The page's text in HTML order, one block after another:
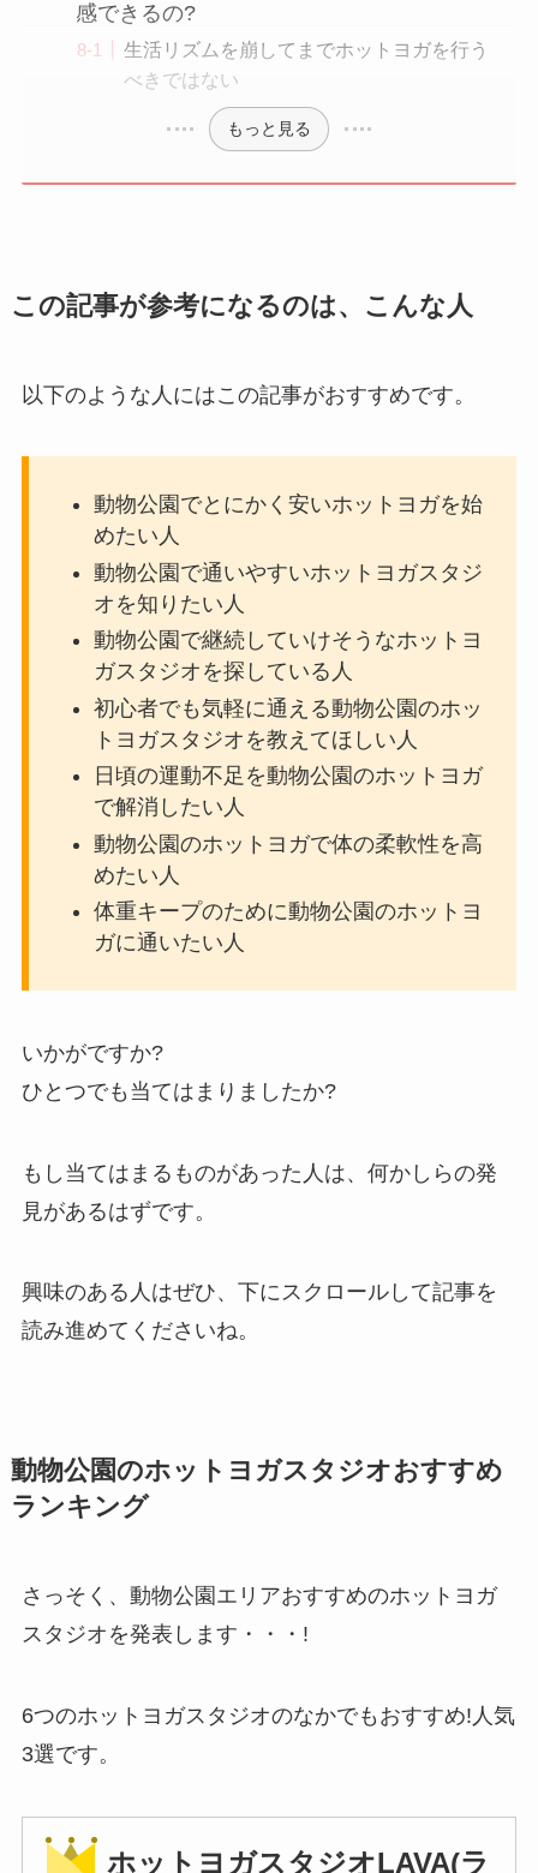
感できるの?
生活リズムを崩してまでホットヨガを行う
べきではない
もっと見る
この記事が参考になるのは、こんな人
以下のような人にはこの記事がおすすめです。
動物公園でとにかく安いホットヨガを始
めたい人
動物公園で通いやすいホットヨガスタジ
オを知りたい人
動物公園で継続していけそうなホットヨ
ガスタジオを探している人
初心者でも気軽に通える動物公園のホッ
トヨガスタジオを教えてほしい人
日頃の運動不足を動物公園のホットヨガ
で解消したい人
動物公園のホットヨガで体の柔軟性を高
めたい人
体重キープのために動物公園のホットヨ
ガに通いたい人
いかがですか?
ひとつでも当てはまりましたか?
もし当てはまるものがあった人は、何かしらの発
見があるはずです。
興味のある人はぜひ、下にスクロールして記事を
読み進めてくださいね。
動物公園のホットヨガスタジオおすすめ
ランキング
さっそく、動物公園エリアおすすめのホットヨガ
スタジオを発表します・・・!
6つのホットヨガスタジオのなかでもおすすめ!人気
3選です。
ホットヨガスタジオLAVA(ラ